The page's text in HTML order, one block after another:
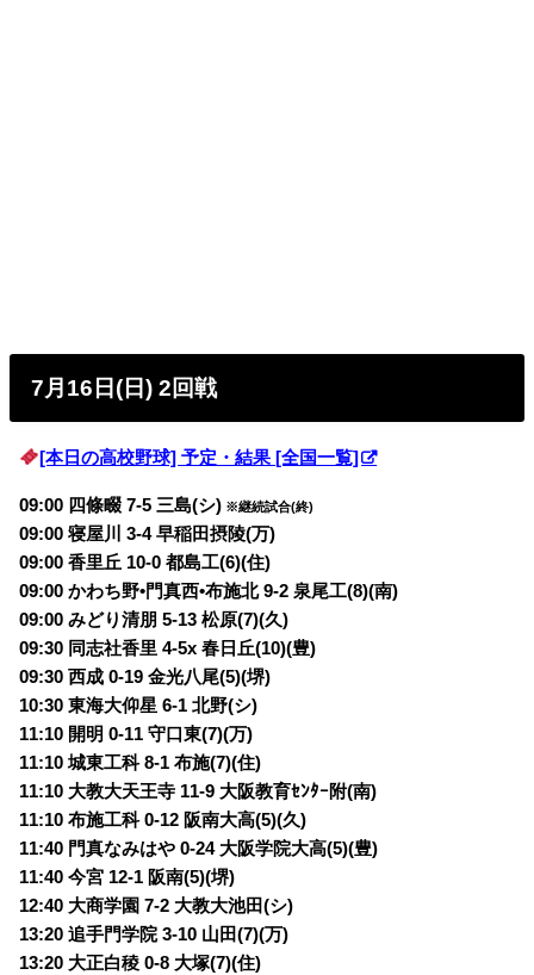
7月16日(日) 2回戦
[本日の高校野球] 予定・結果 [全国一覧]
09:00 四條畷 7-5 三島(シ) ※継続試合(終)
09:00 寝屋川 3-4 早稲田摂陵(万)
09:00 香里丘 10-0 都島工(6)(住)
09:00 かわち野•門真西•布施北 9-2 泉尾工(8)(南)
09:00 みどり清朋 5-13 松原(7)(久)
09:30 同志社香里 4-5x 春日丘(10)(豊)
09:30 西成 0-19 金光八尾(5)(堺)
10:30 東海大仰星 6-1 北野(シ)
11:10 開明 0-11 守口東(7)(万)
11:10 城東工科 8-1 布施(7)(住)
11:10 大教大天王寺 11-9 大阪教育ｾﾝﾀｰ附(南)
11:10 布施工科 0-12 阪南大高(5)(久)
11:40 門真なみはや 0-24 大阪学院大高(5)(豊)
11:40 今宮 12-1 阪南(5)(堺)
12:40 大商学園 7-2 大教大池田(シ)
13:20 追手門学院 3-10 山田(7)(万)
13:20 大正白稜 0-8 大塚(7)(住)